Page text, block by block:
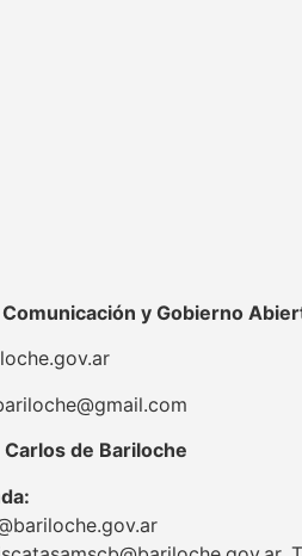
Comunicación y Gobierno
Carlos de Bariloche